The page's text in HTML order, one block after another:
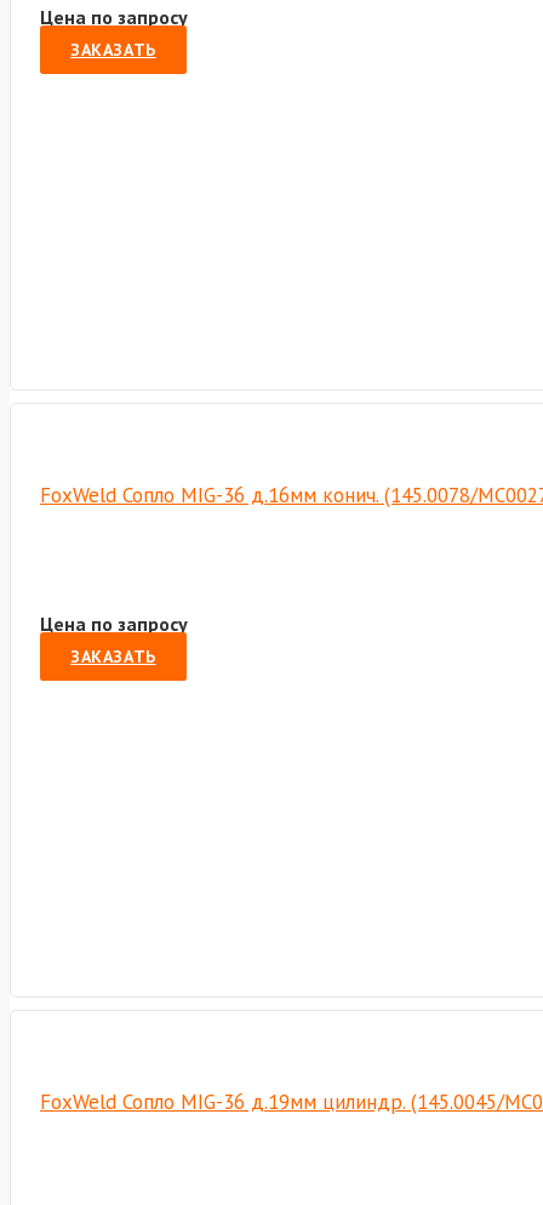
Цена по запросу
ЗАКАЗАТЬ
FoxWeld Сопло MIG-36 д.16мм конич. (145.0078/
Цена по запросу
ЗАКАЗАТЬ
FoxWeld Сопло MIG-36 д.19мм цилиндр. (145.0045/